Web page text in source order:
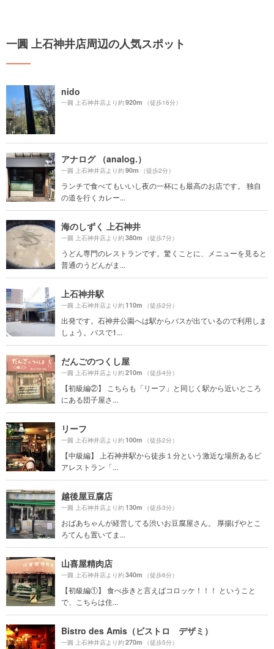
一圓 上石神井店周辺の人気スポット
nido
一圓 上石神井店より約920m （徒歩16分）
アナログ （analog.）
一圓 上石神井店より約90m （徒歩2分）
ランチで食べてもいいし夜の一杯にも最高のお店です。 独自
の道を行くカレー...
海のしずく 上石神井
一圓 上石神井店より約380m （徒歩7分）
うどん専門のレストランです。驚くことに、メニューを見ると
普通のうどんがま...
上石神井駅
一圓 上石神井店より約110m （徒歩2分）
出発です。石神井公園へは駅からバスが出ているので利用しま
しょう。バスで1...
だんごのつくし屋
一圓 上石神井店より約210m （徒歩4分）
【初級編②】 こちらも「リーフ」と同じく駅から近いところ
にある団子屋さ...
リーフ
一圓 上石神井店より約100m （徒歩2分）
【中級編】 上石神井駅から徒歩１分という激近な場所あるビ
アレストラン「...
越後屋豆腐店
一圓 上石神井店より約130m （徒歩3分）
おばあちゃんが経営してる渋いお豆腐屋さん。 厚揚げやとこ
ろてんも置いてま...
山喜屋精肉店
一圓 上石神井店より約340m （徒歩6分）
【初級編①】 食べ歩きと言えばコロッケ！！！ ということ
で、こちらは住...
Bistro des Amis（ビストロ デザミ）
一圓 上石神井店より約270m （徒歩5分）